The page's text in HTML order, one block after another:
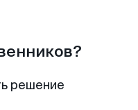
решение